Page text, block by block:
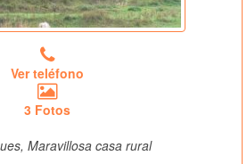
Ver teléfono
3 Fotos
Maravillosa casa rural